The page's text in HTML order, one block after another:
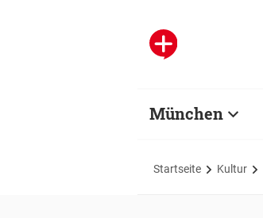
München
Startseite Kultur